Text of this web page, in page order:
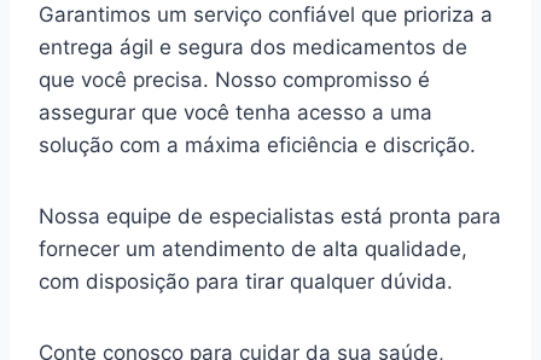
Garantimos um serviço confiável que prioriza a
entrega ágil e segura dos medicamentos de
que você precisa. Nosso compromisso é
assegurar que você tenha acesso a uma
solução com a máxima eficiência e discrição.
Nossa equipe de especialistas está pronta para
fornecer um atendimento de alta qualidade,
com disposição para tirar qualquer dúvida.
Conte conosco para cuidar da sua saúde,